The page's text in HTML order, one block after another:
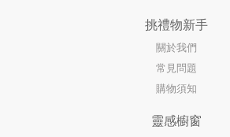
挑禮物新手
關於我們
常見問題
購物須知
靈感櫥窗